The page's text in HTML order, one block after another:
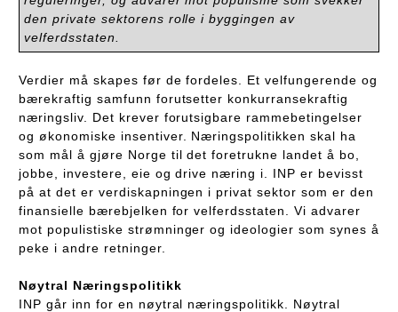
den private sektorens rolle i byggingen av
velferdsstaten.
Verdier må skapes før de fordeles. Et velfungerende og
bærekraftig samfunn forutsetter konkurransekraftig
næringsliv. Det krever forutsigbare rammebetingelser
og økonomiske insentiver. Næringspolitikken skal ha
som mål å gjøre Norge til det foretrukne landet å bo,
jobbe, investere, eie og drive næring i. INP er bevisst
på at det er verdiskapningen i privat sektor som er den
finansielle bærebjelken for velferdsstaten. Vi advarer
mot populistiske strømninger og ideologier som synes å
peke i andre retninger.
Nøytral Næringspolitikk
INP går inn for en nøytral næringspolitikk. Nøytral